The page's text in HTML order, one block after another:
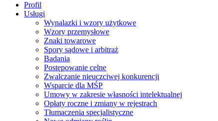
Profil
Usługi
Wynalazki i wzory użytkowe
Wzory przemysłowe
Znaki towarowe
Spory sądowe i arbitraż
Badania
Postępowanie celne
Zwalczanie nieuczciwej konkurencji
Wsparcie dla MŚP
Umowy w zakresie własności intelektualnej
Opłaty roczne i zmiany w rejestrach
Tłumaczenia specjalistyczne